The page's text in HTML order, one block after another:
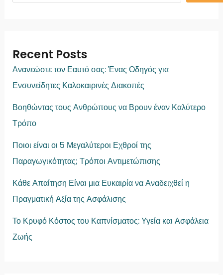
Recent Posts
Ανανεώστε τον Εαυτό σας: Ένας Οδηγός για
Ενσυνείδητες Καλοκαιρινές Διακοπές
Βοηθώντας τους Ανθρώπους να Βρουν έναν Καλύτερο
Τρόπο
Ποιοι είναι οι 5 Μεγαλύτεροι Εχθροί της
Παραγωγικότητας; Τρόποι Αντιμετώπισης
Κάθε Απαίτηση Είναι μια Ευκαιρία να Αναδειχθεί η
Πραγματική Αξία της Ασφάλισης
Το Κρυφό Κόστος του Καπνίσματος: Υγεία και Ασφάλεια
Ζωής